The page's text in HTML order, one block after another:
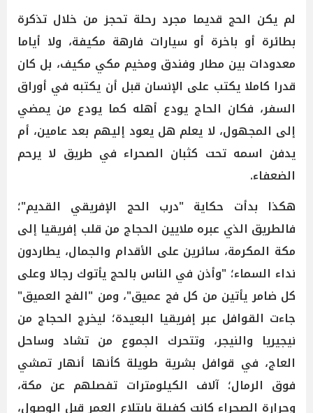
لم يكن الحج قديما مجرد رحلة تحجز من خلال تذكرة
بطائرة أو باخرة أو سيارات فارهة مكيفة، ولا أياما
معدودات بين مطار وفندق ومخيم مكي مكيف، بل كان
قدرا كاملا يكتب على الإنسان قبل أن يكتبه في أوراق
السفر، فكان الحاج يودع أهله كما يودع من يمضي
إلى المجهول، لا يعلم هل يعود إليهم بعد عامين، أم
يدفن اسمه تحت كثبان الصحراء في طريق لا يرحم
الضعفاء.
هكذا بدأت حكاية "درب الحج الإفريقي القديم"؛
فالطريق الذي عبره ملايين الحجاج من قلب إفريقيا إلى
مكة المكرمة، سائرين على الأقدام والجمال، يطاردون
نداء السماء؛ "وأذن في الناس بالحج يأتوك رجالا وعلى
كل ضامر يأتين من كل فج عميق"، ومن "الفج العميق"
جاءت القوافل عبر إفريقيا البعيدة؛ ليخرج الحجاج من
نيجيريا والنيجر، وتتحرك الجموع من تشاد وساحل
العاج، في قوافل بشرية طويلة كأنها أنهار تمشي
فوق الرمال؛ آلاف الكيلومترات تفصلهم عن مكة،
وحرارة الصحراء كانت كفيلة بابتلاع العمر قبل الوصول،